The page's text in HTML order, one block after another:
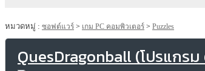
หมวดหมู่ : ซอฟต์แวร์ > เกม PC คอมพิวเตอร์ > Puzzles
QuesDragonball (โปรแกร